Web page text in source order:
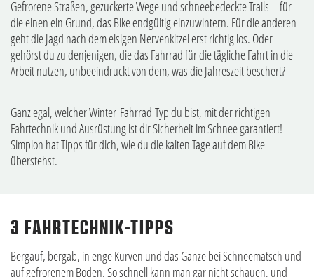
Gefrorene Straßen, gezuckerte Wege und schneebedeckte Trails – für
die einen ein Grund, das Bike endgültig einzuwintern. Für die anderen
geht die Jagd nach dem eisigen Nervenkitzel erst richtig los. Oder
gehörst du zu denjenigen, die das Fahrrad für die tägliche Fahrt in die
Arbeit nutzen, unbeeindruckt von dem, was die Jahreszeit beschert?
Ganz egal, welcher Winter-Fahrrad-Typ du bist, mit der richtigen
Fahrtechnik und Ausrüstung ist dir Sicherheit im Schnee garantiert!
Simplon hat Tipps für dich, wie du die kalten Tage auf dem Bike
überstehst.
3 FAHRTECHNIK-TIPPS
Bergauf, bergab, in enge Kurven und das Ganze bei Schneematsch und
auf gefrorenem Boden. So schnell kann man gar nicht schauen, und